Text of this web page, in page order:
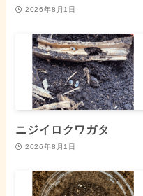
2026年8月1日
ニジイロクワガタ
2026年8月1日